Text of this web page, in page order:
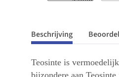
Beschrijving
Teosinte is
bijzondere aan